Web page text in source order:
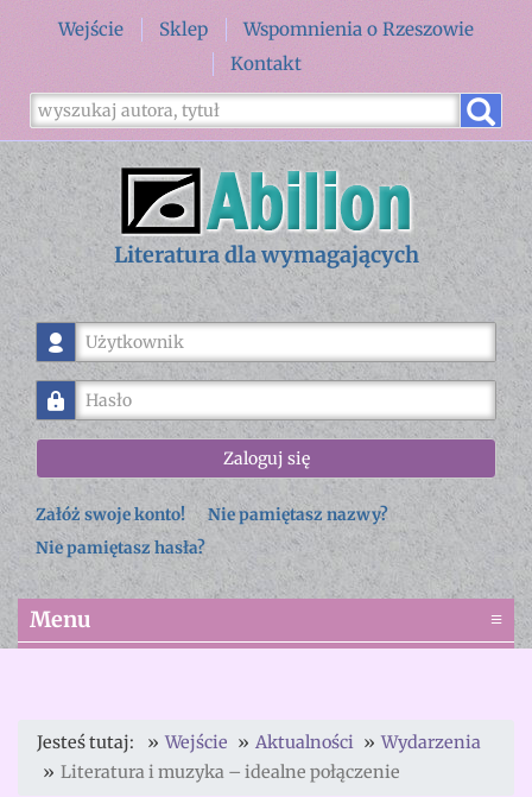
Wejście Sklep
Wspomnienia o Rzeszowie
Kontakt
Literatura dla wymagających
Użytkownik
Hasło
Zaloguj się
Załóż swoje konto!
Nie pamiętasz nazwy?
Nie pamiętasz hasła?
Menu ≡
Jesteś tutaj: Wejście Aktualności
Wydarzenia
Literatura i muzyka – idealne połączenie